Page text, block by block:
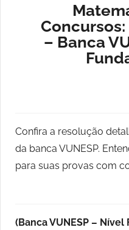
– Banca
Confira a resolução
da banca VUNESP.
para suas provas com
(Banca VUNESP –